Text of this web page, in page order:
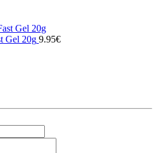
Gel 20g 9.95€